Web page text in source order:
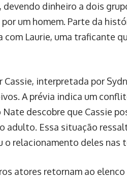
devendo dinheiro a dois
um homem. Parte da
Laurie, uma traficante
interpretada por
A prévia indica um
descobre que Cassie
adulto. Essa situação
relacionamento deles nas
atores retornam ao